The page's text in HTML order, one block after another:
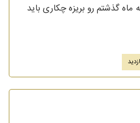
گذشتم رو بریزه چکاری باید